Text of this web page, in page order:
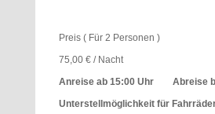
Preis ( Für 2 Personen )
75,00 € / Nacht
Anreise ab 15:00 Uhr Abreise
Unterstellmöglichkeit für